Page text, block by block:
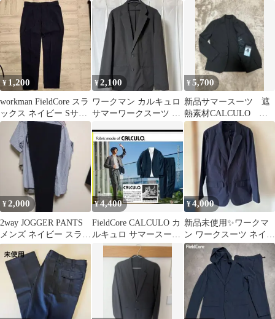
スーツ ネイビー
SOLOTEX
ー L
ビー L、LL
¥ 1,200
workman FieldCore スラ
ックス ネイビー Sサイ
ズ
¥2,100
ワークマン カルキュロ
サマーワークスーツ 黒
¥5,700
新品サマースーツ 遮
熱素材CALCULO ワ
ークマン
¥2,000
2way JOGGER PANTS
メンズ ネイビー スラッ
クス パンツ
¥4,400
FieldCore CALCULO カ
ルキュロ サマースーツ
セットアップ
¥4,000
新品未使用✨ワークマ
ン ワークスーツ ネイビ
ー セットアップ サイズ